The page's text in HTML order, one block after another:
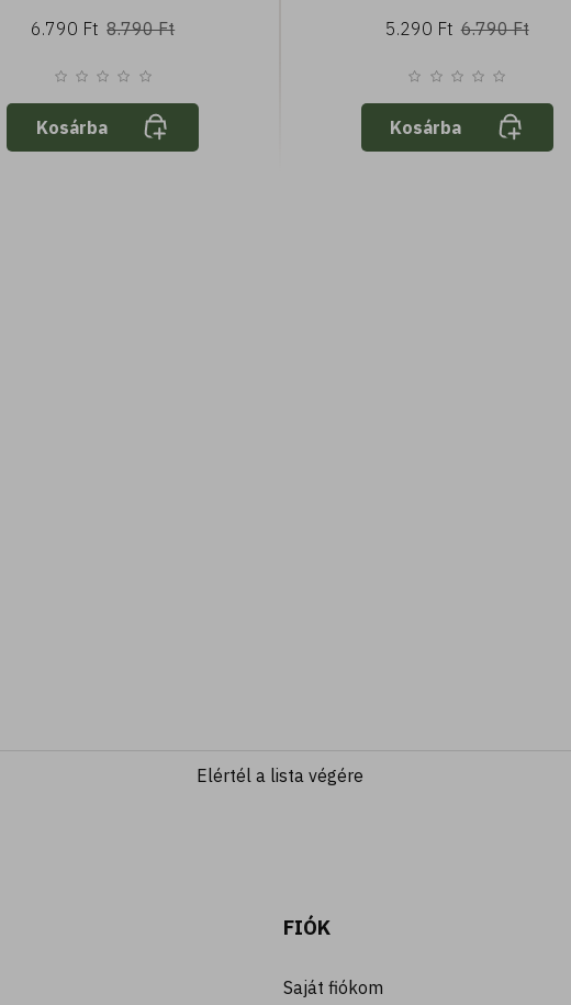
Vízálló
6.790 Ft 8.790 Ft
Kosárba
zabtejjel - nagyon magas
5.290 Ft 6.790 Ft
Kosárba
Elértél a lista végére
FIÓK
Saját fiókom